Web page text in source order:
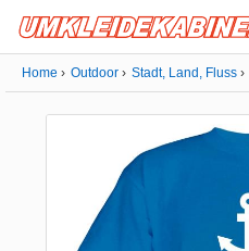
Home Outdoor Stadt, Land, Fluss